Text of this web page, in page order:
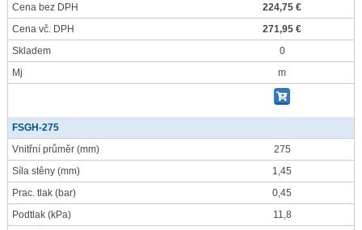
Cena bez DPH
224,75 €
Cena vč. DPH
271,95 €
Skladem
0
Mj
m
FSGH-275
Vnitřní průměr (mm)
275
Síla stěny (mm)
1,45
Prac. tlak (bar)
0,45
Podtlak (kPa)
11,8